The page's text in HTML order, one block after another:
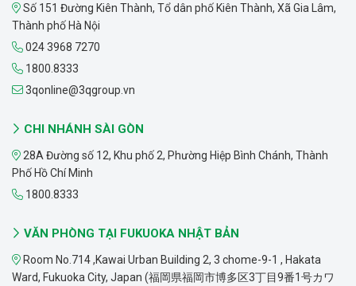
Số 151 Đường Kiên Thành, Tổ dân phố Kiên Thành, Xã Gia Lâm,
Thành phố Hà Nội
024 3968 7270
1800.8333
3qonline@3qgroup.vn
CHI NHÁNH SÀI GÒN
28A Đường số 12, Khu phố 2, Phường Hiệp Bình Chánh, Thành
Phố Hồ Chí Minh
1800.8333
VĂN PHÒNG TẠI FUKUOKA NHẬT BẢN
Room No.714 ,Kawai Urban Building 2, 3 chome-9-1 , Hakata
Ward, Fukuoka City, Japan (福岡県福岡市博多区3丁目9番1号カワ